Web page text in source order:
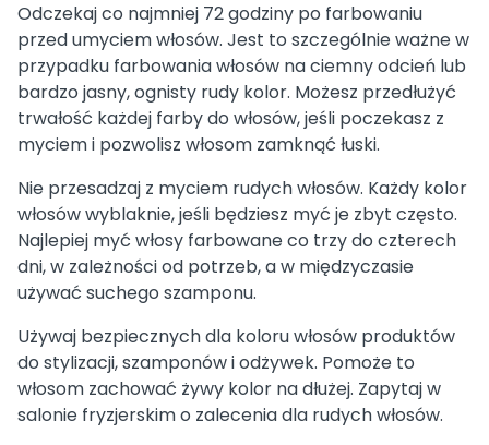
Odczekaj co najmniej 72 godziny po farbowaniu
przed umyciem włosów. Jest to szczególnie ważne w
przypadku farbowania włosów na ciemny odcień lub
bardzo jasny, ognisty rudy kolor. Możesz przedłużyć
trwałość każdej farby do włosów, jeśli poczekasz z
myciem i pozwolisz włosom zamknąć łuski.
Nie przesadzaj z myciem rudych włosów. Każdy kolor
włosów wyblaknie, jeśli będziesz myć je zbyt często.
Najlepiej myć włosy farbowane co trzy do czterech
dni, w zależności od potrzeb, a w międzyczasie
używać suchego szamponu.
Używaj bezpiecznych dla koloru włosów produktów
do stylizacji, szamponów i odżywek. Pomoże to
włosom zachować żywy kolor na dłużej. Zapytaj w
salonie fryzjerskim o zalecenia dla rudych włosów.